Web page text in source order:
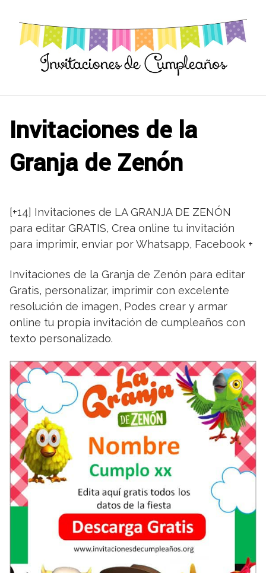
contenido
Invitaciones de la
Granja de Zenón
[+14] Invitaciones de LA GRANJA DE ZENÓN
para editar GRATIS, Crea online tu invitación
para imprimir, enviar por Whatsapp, Facebook +
Invitaciones de la Granja de Zenón para editar
Gratis, personalizar, imprimir con excelente
resolución de imagen, Podes crear y armar
online tu propia invitación de cumpleaños con
texto personalizado.